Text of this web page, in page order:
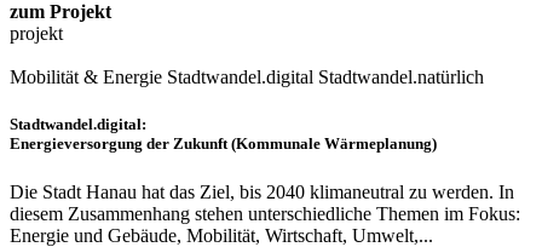
zum Projekt
projekt
Mobilität & Energie Stadtwandel.digital Stadtwandel.natürlich
Stadtwandel.digital:
Energieversorgung der Zukunft (Kommunale Wärmeplanung)
Die Stadt Hanau hat das Ziel, bis 2040 klimaneutral zu werden. In
diesem Zusammenhang stehen unterschiedliche Themen im Fokus:
Energie und Gebäude, Mobilität, Wirtschaft, Umwelt,...